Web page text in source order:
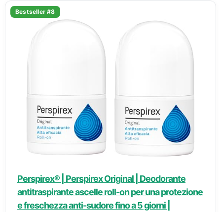
Bestseller #8
Perspirex® | Perspirex Original | Deodorante
antitraspirante ascelle roll-on per una protezione
e freschezza anti-sudore fino a 5 giorni |